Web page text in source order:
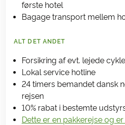
første hotel
Bagage transport mellem
ALT DET ANDET
Forsikring af evt. lejede
Lokal service hotline
24 timers bemandet dansk
rejsen
10% rabat i bestemte
Dette er en pakkerejse og